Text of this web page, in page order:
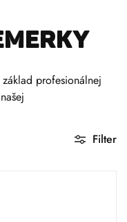
profesionálnej
poskytnú istotu, ktorú
odolnosť
Filter